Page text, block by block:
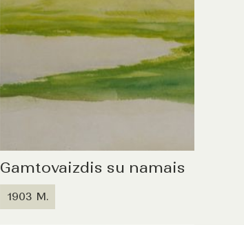
Gamtovaizdis su namais
1903 M.